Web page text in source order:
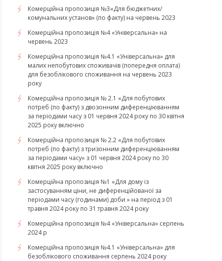
Комерційна пропозиція №3«Для бюджетних/
комунальних установ» (по факту) на червень 2023
Комерційна пропозиція №4 «Універсальна» на
червень 2023
Комерційна пропозиція №4.1 «Універсальна» для
малих непобутових споживачів (попередня оплата)
для безоблікового споживання на червень 2023
року
Комерційна пропозиція № 2.1 «Для побутових
потреб (по факту) з двозонним диференціюванням
за періодами часу з 01 червня 2024 року по 30 квітня
2025 року включно
Комерційна пропозиція № 2.2 «Для побутових
потреб (по факту) з тризонним диференціюванням
за періодами часу» з 01 червня 2024 року по 30
квітня 2025 року включно
Комерційна пропозиція №1 «Для дому із
застосуванням ціни, не диференційованої за
періодами часу (годинами) доби » на період з 01
травня 2024 року по 31 травня 2024 року
Комерційна пропозиція №4 «Універсальна» серпень
2024 р
Комерційна пропозиція №4.1 «Універсальна» для
безоблікового споживання серпень 2024 року